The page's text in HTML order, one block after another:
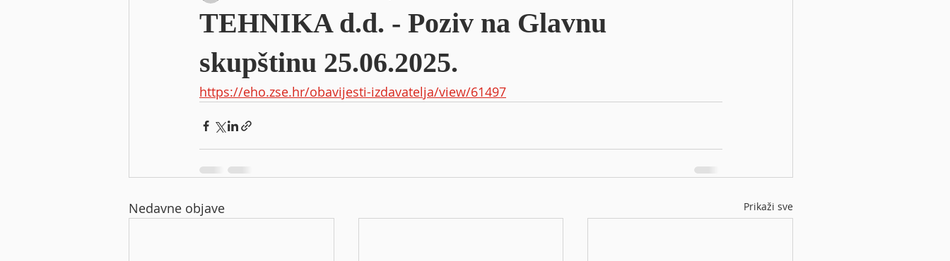
TEHNIKA d.d. - Poziv na Glavnu
skupštinu 25.06.2025.
https://eho.zse.hr/obavijesti-izdavatelja/view/61497
Nedavne objave Prikaži sve